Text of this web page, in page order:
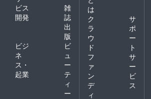
ビス
開発
雑
誌
出
版
ビジ
ネ
ス・
起業
ビ
ュ
ー
テ
ィ
ー
は
ク
ラ
ウ
ド
フ
ァ
ン
デ
ィ
サ
ポ
ー
ト
サ
ー
ビ
ス